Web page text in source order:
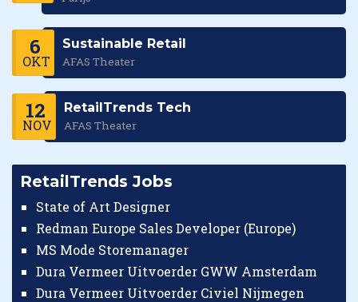
6
OKT
Sustainable Retail
AFAS Theater
12
NOV
RetailTrends Tech
AFAS Theater
RetailTrends Jobs
State of Art Designer
Redman Europe Sales Developer (Europe)
MS Mode Storemanager
Dura Vermeer Uitvoerder GWW Amsterdam
Dura Vermeer Uitvoerder Civiel Nijmegen